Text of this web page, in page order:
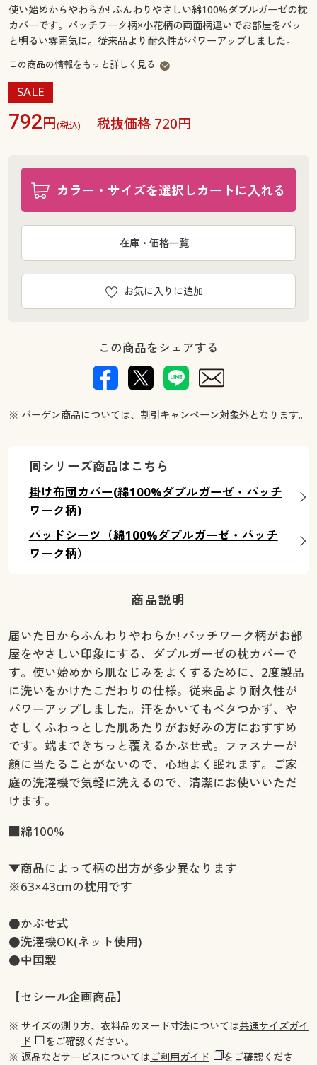
ご利用ガイド
よくある質問とお問い合わせ
よくある質問とお問い合わせ
使い始めからやわらか! ふんわりやさしい綿100%ダブルガーゼの枕
カバーです。パッチワーク柄×小花柄の両面柄違いでお部屋をパッ
と明るい雰囲気に。従来品より耐久性がパワーアップしました。
この商品の情報をもっと詳しく見る
SALE
792円(税込) 税抜価格 720円
カラー・サイズを選択しカートに入れる
お気に入りに追加
在庫・価格一覧
この商品をシェアする
※ バーゲン商品については、割引キャンペーン対象外となります。
同シリーズ商品はこちら
掛け布団カバー(綿100%ダブルガーゼ・パッチ
ワーク柄)
パッドシーツ（綿100%ダブルガーゼ・パッチ
ワーク柄）
商品説明
届いた日からふんわりやわらか! パッチワーク柄がお部
屋をやさしい印象にする、ダブルガーゼの枕カバーで
す。使い始めから肌なじみをよくするために、2度製品
に洗いをかけたこだわりの仕様。従来品より耐久性が
パワーアップしました。汗をかいてもベタつかず、や
さしくふわっとした肌あたりがお好みの方におすすめ
です。端まできちっと覆えるかぶせ式。ファスナーが
顔に当たることがないので、心地よく眠れます。ご家
庭の洗濯機で気軽に洗えるので、清潔にお使いいただ
けます。
■綿100%
▼商品によって柄の出方が多少異なります
※63×43cmの枕用です
●かぶせ式
●洗濯機OK(ネット使用)
●中国製
【セシール企画商品】
※ サイズの測り方、衣料品のヌード寸法については共通サイズガイ
ド
をご確認ください。
※ 返品などサービスについてはご利用ガイド をご確認くださ